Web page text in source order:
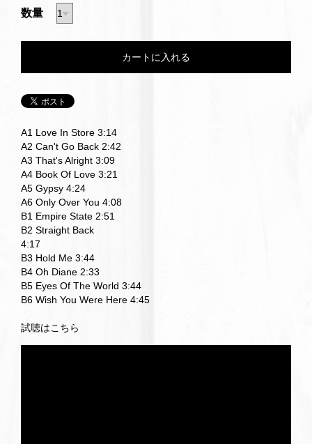
数量
A1 Love In Store 3:14
A2 Can't Go Back 2:42
A3 That's Alright 3:09
A4 Book Of Love 3:21
A5 Gypsy 4:24
A6 Only Over You 4:08
B1 Empire State 2:51
B2 Straight Back
4:17
B3 Hold Me 3:44
B4 Oh Diane 2:33
B5 Eyes Of The World 3:44
B6 Wish You Were Here 4:45
試聴はこちら